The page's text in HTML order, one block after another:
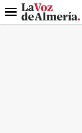
DESTACADO
Menú